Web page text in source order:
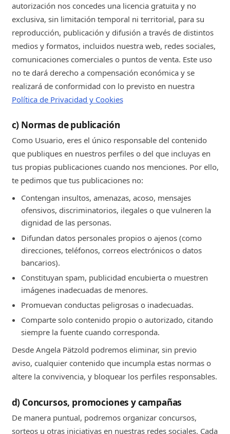
autorización nos concedes una licencia gratuita y no
exclusiva, sin limitación temporal ni territorial, para su
reproducción, publicación y difusión a través de distintos
medios y formatos, incluidos nuestra web, redes sociales,
comunicaciones comerciales o puntos de venta. Este uso
no te dará derecho a compensación económica y se
realizará de conformidad con lo previsto en nuestra
Política de Privacidad y Cookies
c) Normas de publicación
Como Usuario, eres el único responsable del contenido
que publiques en nuestros perfiles o del que incluyas en
tus propias publicaciones cuando nos menciones. Por ello,
te pedimos que tus publicaciones no:
Contengan insultos, amenazas, acoso, mensajes
ofensivos, discriminatorios, ilegales o que vulneren la
dignidad de las personas.
Difundan datos personales propios o ajenos (como
direcciones, teléfonos, correos electrónicos o datos
bancarios).
Constituyan spam, publicidad encubierta o muestren
imágenes inadecuadas de menores.
Promuevan conductas peligrosas o inadecuadas.
Comparte solo contenido propio o autorizado, citando
siempre la fuente cuando corresponda.
Desde Angela Pätzold podremos eliminar, sin previo
aviso, cualquier contenido que incumpla estas normas o
altere la convivencia, y bloquear los perfiles responsables.
d) Concursos, promociones y campañas
De manera puntual, podremos organizar concursos,
sorteos u otras iniciativas en nuestras redes sociales. Cada